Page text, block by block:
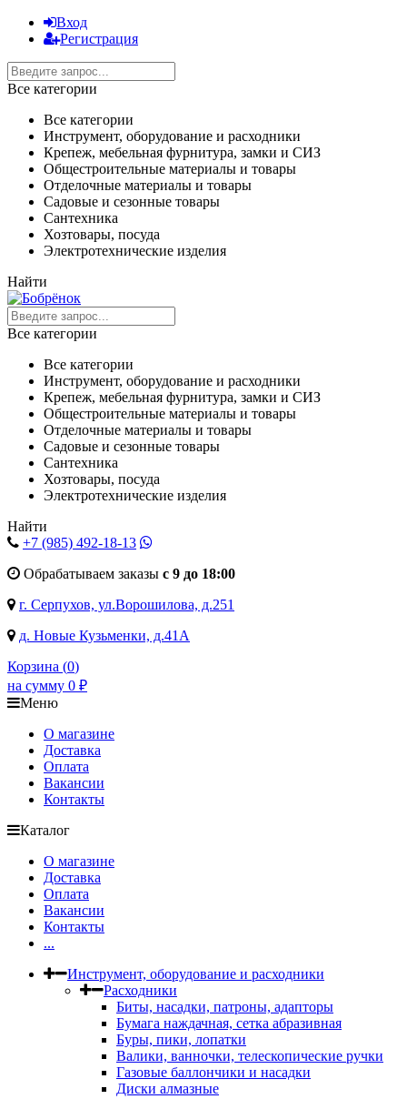
Вход
Регистрация
Все категории
Все категории
Инструмент, оборудование и расходники
Крепеж, мебельная фурнитура, замки и СИЗ
Общестроительные материалы и товары
Отделочные материалы и товары
Садовые и сезонные товары
Сантехника
Хозтовары, посуда
Электротехнические изделия
Найти
Все категории
Все категории
Инструмент, оборудование и расходники
Крепеж, мебельная фурнитура, замки и СИЗ
Общестроительные материалы и товары
Отделочные материалы и товары
Садовые и сезонные товары
Сантехника
Хозтовары, посуда
Электротехнические изделия
Найти
+7 (985) 492-18-13
Обрабатываем заказы с 9 до 18:00
г. Серпухов, ул.Ворошилова, д.251
д. Новые Кузьменки, д.41А
Корзина (0)
на сумму 0 ₽
Меню
О магазине
Доставка
Оплата
Вакансии
Контакты
Каталог
О магазине
Доставка
Оплата
Вакансии
Контакты
...
Инструмент, оборудование и расходники
Расходники
Биты, насадки, патроны, адапторы
Бумага наждачная, сетка абразивная
Буры, пики, лопатки
Валики, ванночки, телескопические ручки
Газовые баллончики и насадки
Диски алмазные